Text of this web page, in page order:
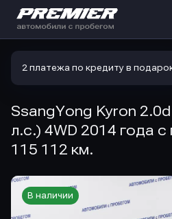
2 платежа по кредиту в
SsangYong Kyron
л.с.) 4WD 2014 года
115 112 км.
В наличии